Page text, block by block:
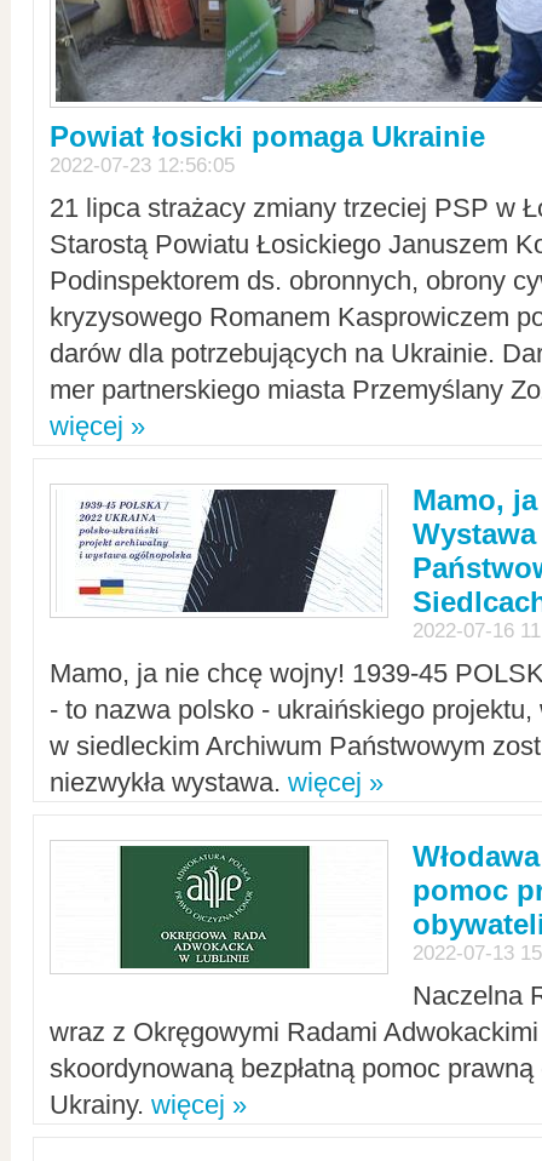
Powiat łosicki pomaga Ukrainie
2022-07-23 12:56:05
21 lipca strażacy zmiany trzeciej PSP w
Starostą Powiatu Łosickiego Januszem
Podinspektorem ds. obronnych, obrony
kryzysowego Romanem Kasprowiczem
darów dla potrzebujących na Ukrainie.
mer partnerskiego miasta Przemyślany
więcej »
Mamo,
2022-07-16
Mamo, ja nie chcę wojny! 1939-45
- to nazwa polsko - ukraińskiego
w siedleckim Archiwum Państwowym
niezwykła wystawa. więcej »
pomoc
2022-07-13
Naczelna
wraz z Okręgowymi Radami Adwokackimi
skoordynowaną bezpłatną pomoc
Ukrainy. więcej »